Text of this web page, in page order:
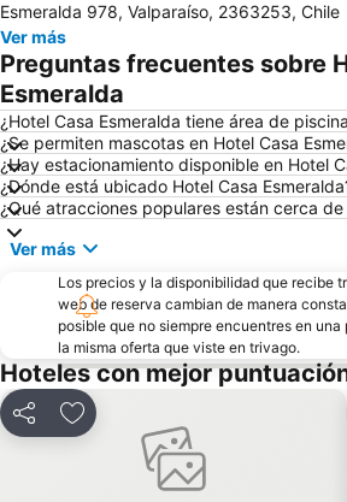
Cerro Alegre
Jardín Botánico
Festival
Parque Reloj de Flores
Universidad Técnica Federico Santa María
Playa
Teatro Municipal
Playa
Miramar
Plaza
Caleta Abarca
Playa el
Puerto de Valparaiso
Muelle Vergara
Laguna Sausalito
Casa
Las Salinas
Iglesia
Plaza Libertador Bernardo OHiggins
Arco
Parque Italia
Castillo
Islote Peñablanca
Esmeralda 978, Valparaíso, 2363253, Chile
Ver más
Preguntas frecuentes sobre
Esmeralda
¿Hotel Casa Esmeralda tiene área de
¿Se permiten mascotas en Hotel Casa
¿Hay estacionamiento disponible en Hotel
¿Dónde está ubicado Hotel Casa
¿Qué atracciones populares están cerca de
Ver más
Los precios y la disponibilidad que recibe
web de reserva cambian de manera
posible que no siempre encuentres en
la misma oferta que viste en trivago.
Hoteles con mejor
CompartirAgregar a favoritos